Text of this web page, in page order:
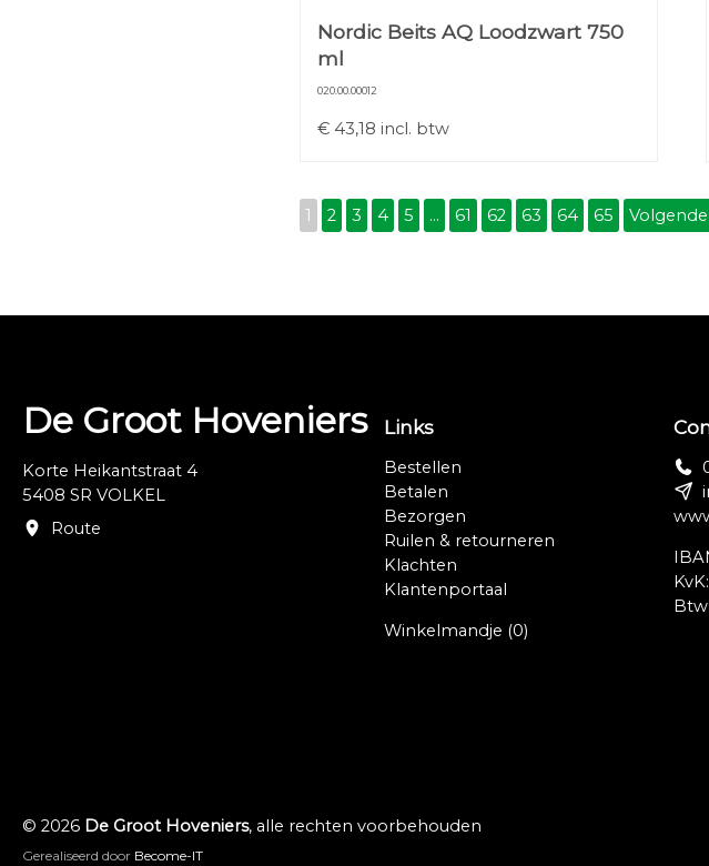
Nordic Beits AQ Loodzwart 750
ml
020.00.00012
€ 43,18 incl. btw
1 2 3 4 5 ... 61 62 63 64 65 Volgende
De Groot Hoveniers
Korte Heikantstraat 4
5408 SR VOLKEL
Route
Links
Bestellen
Betalen
Bezorgen
Ruilen & retourneren
Klachten
Klantenportaal
Winkelmandje (0)
© 2026 De Groot Hoveniers, alle rechten voorbehouden
Gerealiseerd door Become-IT